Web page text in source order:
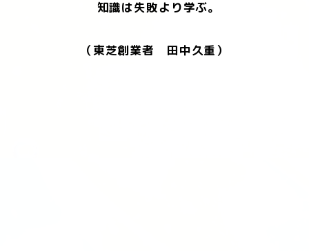
知識は失敗より学ぶ。
（東芝創業者 田中久重）